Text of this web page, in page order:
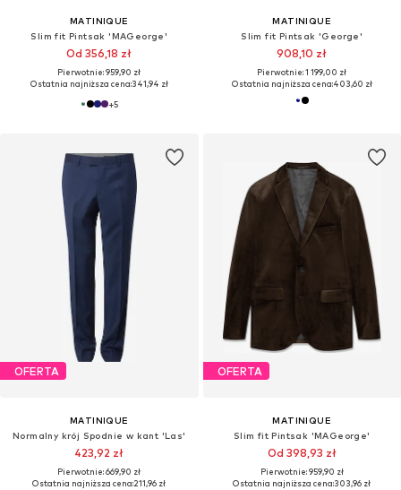
MATINIQUE
Slim fit Pintsak 'MAGeorge'
Od 356,18 zł
Pierwotnie: 959,90 zł
Ostatnia najniższa cena:341,94 zł
+5
MATINIQUE
Slim fit Pintsak 'George'
908,10 zł
Pierwotnie: 1 199,00 zł
Ostatnia najniższa cena:403,60 zł
OFERTA
MATINIQUE
Normalny krój Spodnie w kant 'Las'
423,92 zł
Pierwotnie: 669,90 zł
Ostatnia najniższa cena:211,96 zł
OFERTA
MATINIQUE
Slim fit Pintsak 'MAGeorge'
Od 398,93 zł
Pierwotnie: 959,90 zł
Ostatnia najniższa cena:303,96 zł